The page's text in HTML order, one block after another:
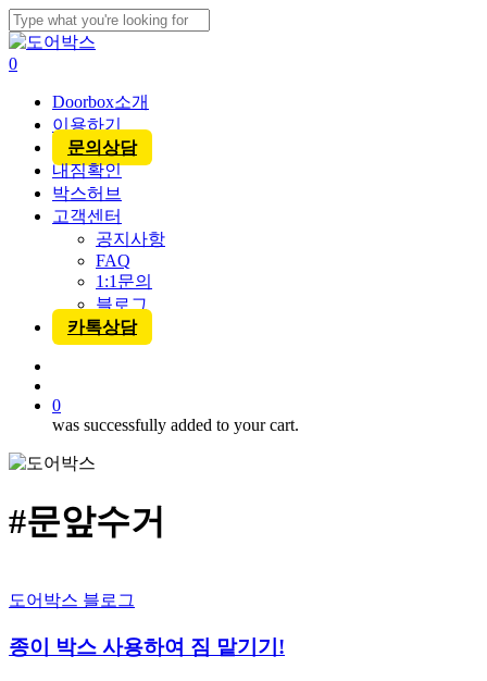
Skip
to
main
content
Close
Search
account
0
Doorbox소개
이용하기
문의상담
내짐확인
박스허브
고객센터
공지사항
FAQ
1:1문의
블로그
카톡상담
0
was successfully added to your cart.
#문앞수거
도어박스 블로그
종이 박스 사용하여 짐 맡기기!